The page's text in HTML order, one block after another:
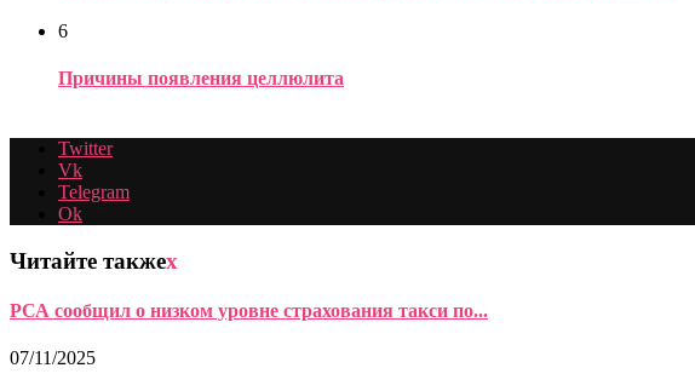
6
Причины появления целлюлита
Twitter
Vk
Telegram
Ok
Читайте такжеx
РСА сообщил о низком уровне страхования такси по...
07/11/2025